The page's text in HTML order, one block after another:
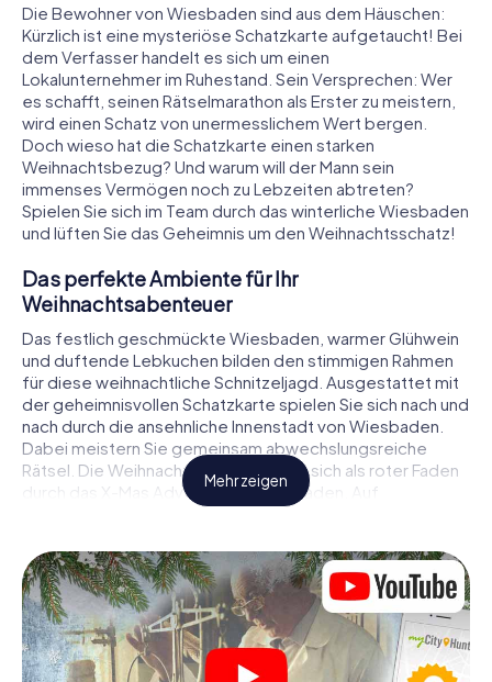
Die Bewohner von Wiesbaden sind aus dem Häuschen:
Kürzlich ist eine mysteriöse Schatzkarte aufgetaucht! Bei
dem Verfasser handelt es sich um einen
Lokalunternehmer im Ruhestand. Sein Versprechen: Wer
es schafft, seinen Rätselmarathon als Erster zu meistern,
wird einen Schatz von unermesslichem Wert bergen.
Doch wieso hat die Schatzkarte einen starken
Weihnachtsbezug? Und warum will der Mann sein
immenses Vermögen noch zu Lebzeiten abtreten?
Spielen Sie sich im Team durch das winterliche Wiesbaden
und lüften Sie das Geheimnis um den Weihnachtsschatz!
Das perfekte Ambiente für Ihr
Weihnachtsabenteuer
Das festlich geschmückte Wiesbaden, warmer Glühwein
und duftende Lebkuchen bilden den stimmigen Rahmen
für diese weihnachtliche Schnitzeljagd. Ausgestattet mit
der geheimnisvollen Schatzkarte spielen Sie sich nach und
nach durch die ansehnliche Innenstadt von Wiesbaden.
Dabei meistern Sie gemeinsam abwechslungsreiche
Rätsel. Die Weihnachtsthematik zieht sich als roter Faden
durch das X-Mas Adventure in Wiesbaden. Auf
spielerische Weise erfahren Sie faszinierende Anekdoten
gelingen, die Hinweise richtig zu deuten und anderen
Schatzsuchern stets einen Schritt voraus zu sein?
Der Weihnachtsmarkt von Wiesbaden als
Zwischenstopp
Mehr zeigen